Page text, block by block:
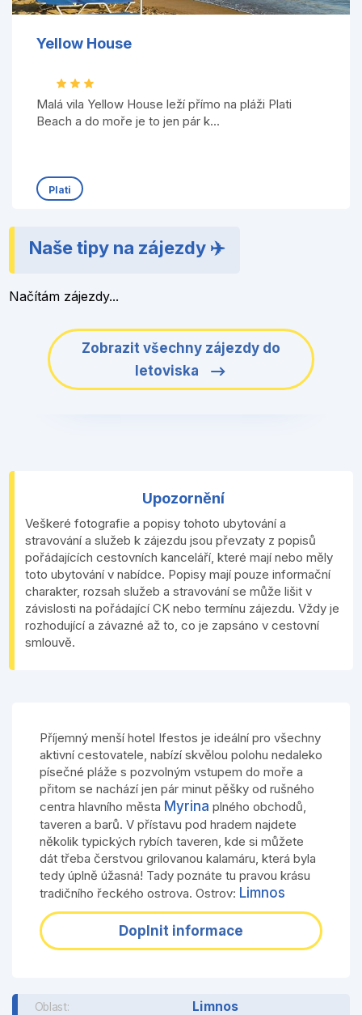
Yellow House
Malá vila Yellow House leží přímo na pláži Plati
Beach a do moře je to jen pár k...
Plati
Naše tipy na zájezdy ✈️
Načítám zájezdy...
Zobrazit všechny zájezdy do
letoviska
Upozornění
Veškeré fotografie a popisy tohoto ubytování a
stravování a služeb k zájezdu jsou převzaty z popisů
pořádajících cestovních kanceláří, které mají nebo měly
toto ubytování v nabídce. Popisy mají pouze informační
charakter, rozsah služeb a stravování se může lišit v
závislosti na pořádající CK nebo termínu zájezdu. Vždy je
rozhodující a závazné až to, co je zapsáno v cestovní
smlouvě.
Příjemný menší hotel Ifestos je ideální pro všechny
aktivní cestovatele, nabízí skvělou polohu nedaleko
písečné pláže s pozvolným vstupem do moře a
přitom se nachází jen pár minut pěšky od rušného
centra hlavního města Myrina plného obchodů,
taveren a barů. V přístavu pod hradem najdete
několik typických rybích taveren, kde si můžete
dát třeba čerstvou grilovanou kalamáru, která byla
tedy úplně úžasná! Tady poznáte tu pravou krásu
tradičního řeckého ostrova. Ostrov: Limnos
Doplnit informace
Oblast: Limnos